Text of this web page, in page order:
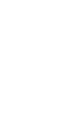
Cutting Grass